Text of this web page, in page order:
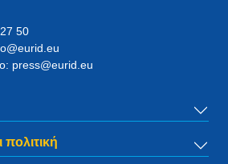
50
press@eurid.eu
πολιτική